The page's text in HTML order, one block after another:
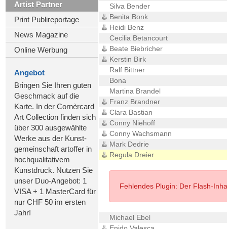
Artist Partner
Print Publireportage
News Magazine
Online Werbung
Angebot
Bringen Sie Ihren guten
Geschmack auf die
Karte. In der Cornèrcard
Art Collection finden sich
über 300 ausgewählte
Werke aus der Kunst-
gemeinschaft artoffer in
hochqualitativem
Kunstdruck. Nutzen Sie
unser Duo-Angebot: 1
VISA + 1 MasterCard für
nur CHF 50 im ersten
Jahr!
Silva Bender
Benita Bonk
Heidi Benz
Cecilia Betancourt
Beate Biebricher
Kerstin Birk
Ralf Bittner
Bona
Martina Brandel
Franz Brandner
Clara Bastian
Conny Niehoff
Conny Wachsmann
Mark Dedrie
Regula Dreier
Fehlendes Plugin: Der Flash-
Michael Ebel